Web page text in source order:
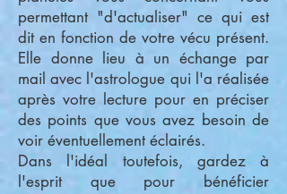
permettant "d'actualiser" ce qui est
dit en fonction de votre vécu présent.
Elle donne lieu à un échange par
mail avec l'astrologue qui l'a réalisée
après votre lecture pour en préciser
des points que vous avez besoin de
voir éventuellement éclairés.
Dans l'idéal toutefois, gardez à
l'esprit que pour bénéficier